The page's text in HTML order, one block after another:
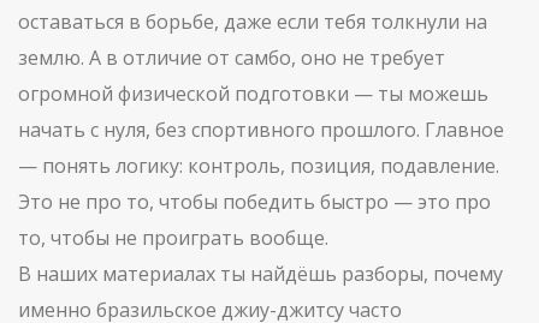
оставаться в борьбе, даже если тебя толкнули на
землю. А в отличие от самбо, оно не требует
огромной физической подготовки — ты можешь
начать с нуля, без спортивного прошлого. Главное
— понять логику: контроль, позиция, подавление.
Это не про то, чтобы победить быстро — это про
то, чтобы не проиграть вообще.
В наших материалах ты найдёшь разборы, почему
именно бразильское джиу-джитсу часто